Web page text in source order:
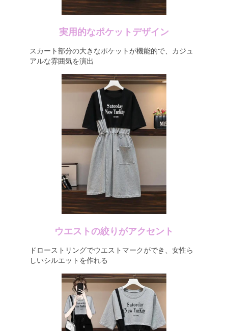
実用的なポケットデザイン
スカート部分の大きなポケットが機能的で、カジュ
アルな雰囲気を演出
ウエストの絞りがアクセント
ドローストリングでウエストマークができ、女性ら
しいシルエットを作れる